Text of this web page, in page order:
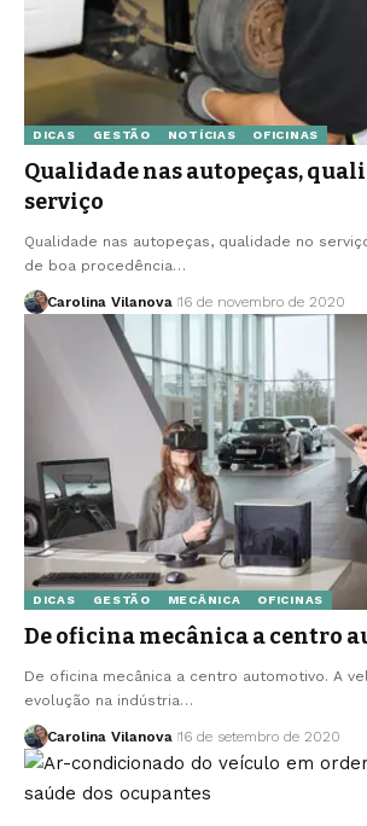
DICAS GESTÃO NOTÍCIAS OFICINAS
Qualidade nas autopeças,
serviço
Qualidade nas autopeças, qualidade no
de boa procedência…
Carolina Vilanova 16 de novembro de 2020
DICAS GESTÃO MECÂNICA OFICINAS
De oficina mecânica a centro
De oficina mecânica a centro automotivo. A
evolução na indústria…
Carolina Vilanova 16 de setembro de 2020